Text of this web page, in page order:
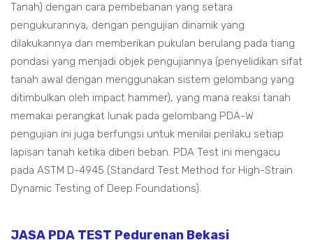
Tanah) dengan cara pembebanan yang setara
pengukurannya, dengan pengujian dinamik yang
dilakukannya dan memberikan pukulan berulang pada tiang
pondasi yang menjadi objek pengujiannya (penyelidikan sifat
tanah awal dengan menggunakan sistem gelombang yang
ditimbulkan oleh impact hammer), yang mana reaksi tanah
memakai perangkat lunak pada gelombang PDA-W
pengujian ini juga berfungsi untuk menilai perilaku setiap
lapisan tanah ketika diberi beban. PDA Test ini mengacu
pada ASTM D-4945 (Standard Test Method for High-Strain
Dynamic Testing of Deep Foundations).
JASA PDA TEST Pedurenan Bekasi